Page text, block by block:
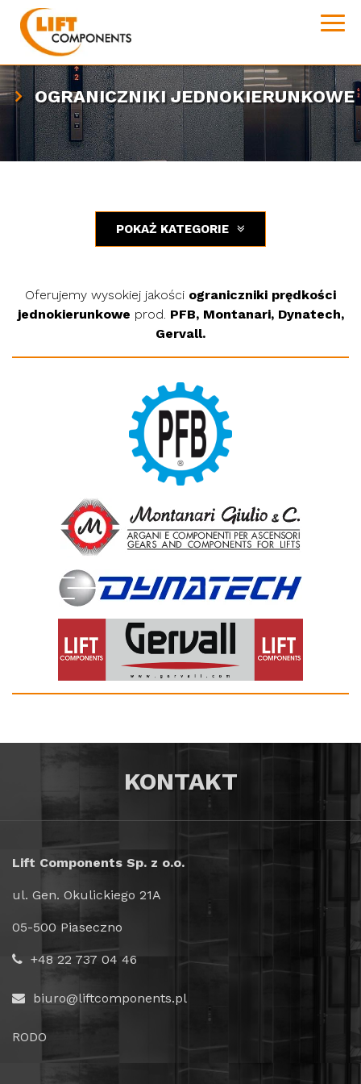
OGRANICZNIKI JEDNOKIERUNKOWE
POKAŻ KATEGORIE
Oferujemy wysokiej jakości ograniczniki prędkości
jednokierunkowe prod. PFB, Montanari, Dynatech,
Gervall.
KONTAKT
Lift Components Sp. z o.o.
ul. Gen. Okulickiego 21A
05-500 Piaseczno
+48 22 737 04 46
biuro@liftcomponents.pl
RODO